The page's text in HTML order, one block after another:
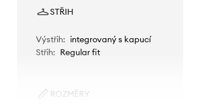
STŘIH
Výstřih: integrovaný s kapucí
Střih: Regular fit
ROZMĚRY